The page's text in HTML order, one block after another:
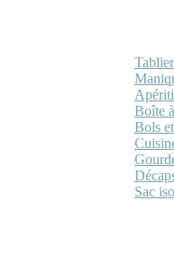
Boîte
Bols
Sac